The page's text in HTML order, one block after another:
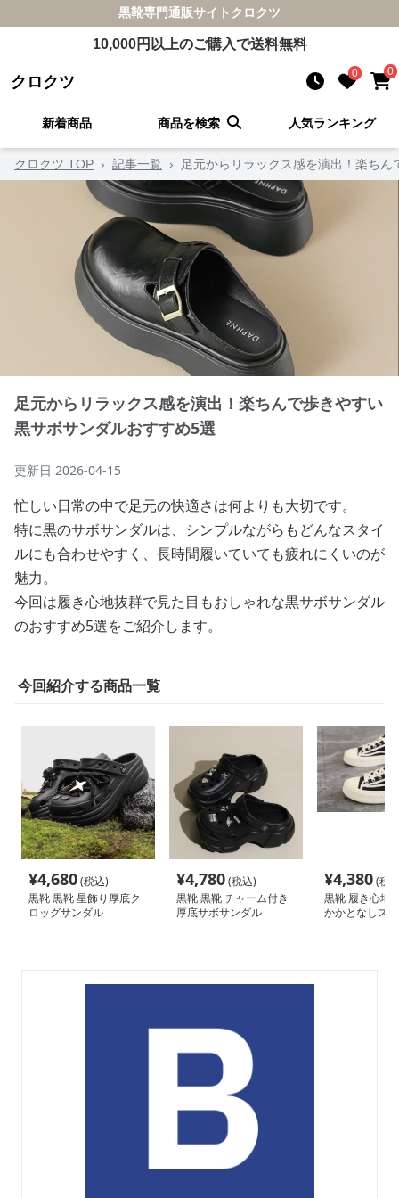
黒靴専門通販サイト クロクツ
10,000円以上のご購入で送料無料
クロクツ 0 0
新着商品 商品を検索 人気ランキング
クロクツ TOP › 記事一覧 › 足元からリラックス感を演出！楽ち
足元からリラックス感を演出！楽ちんで歩きやすい
黒サボサンダルおすすめ5選
更新日 2026-04-15
忙しい日常の中で足元の快適さは何よりも大切です。
特に黒のサボサンダルは、シンプルながらもどんなスタイ
ルにも合わせやすく、長時間履いていても疲れにくいのが
魅力。
今回は履き心地抜群で見た目もおしゃれな黒サボサンダル
のおすすめ5選をご紹介します。
今回紹介する商品一覧
¥4,680(税込)
黒靴 黒靴 星飾り厚底ク
ロッグサンダル
¥4,780(税込)
黒靴 黒靴 チャーム付き
厚底サボサンダル
¥4,380(税
黒靴 履き心地
かかとなしス